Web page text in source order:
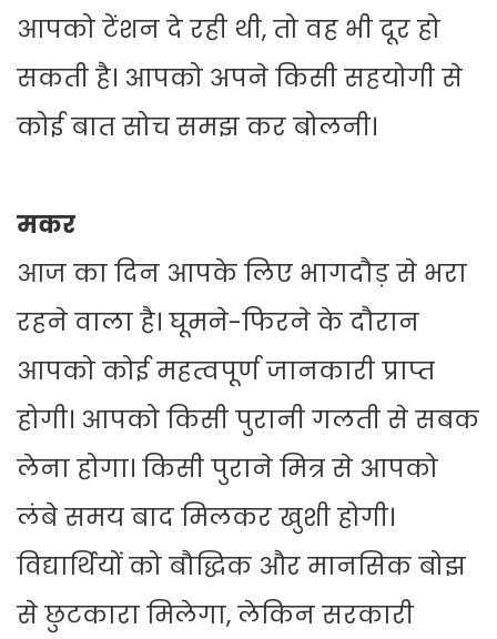
आपको टेंशन दे रही थी, तो वह भी दूर हो
सकती है। आपको अपने किसी सहयोगी से
कोई बात सोच समझ कर बोलनी।
मकर
आज का दिन आपके लिए भागदौड़ से भरा
रहने वाला है। घूमने-फिरने के दौरान
आपको कोई महत्वपूर्ण जानकारी प्राप्त
होगी। आपको किसी पुरानी गलती से सबक
लेना होगा। किसी पुराने मित्र से आपको
लंबे समय बाद मिलकर खुशी होगी।
विद्यार्थियों को बौद्धिक और मानसिक बोझ
से छुटकारा मिलेगा, लेकिन सरकारी